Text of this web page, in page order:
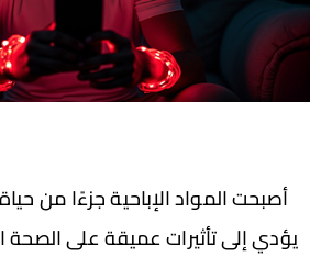
أصبحت المواد الإباحية جزءًا من
يؤدي إلى تأثيرات عميقة على الصحة